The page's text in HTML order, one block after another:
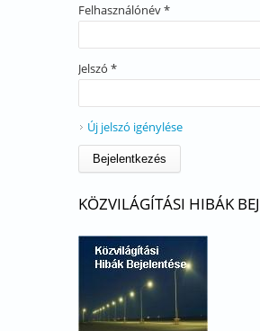
Felhasználónév*
Jelszó *
Új jelszó igénylése
KÖZVILÁGÍTÁSI HIBÁK